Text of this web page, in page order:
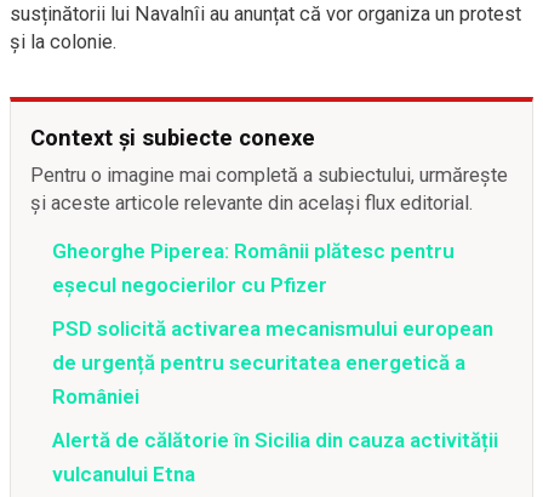
susținătorii lui Navalnîi au anunțat că vor organiza un protest
și la colonie.
Context și subiecte conexe
Pentru o imagine mai completă a subiectului, urmărește
și aceste articole relevante din același flux editorial.
Gheorghe Piperea: Românii plătesc pentru
eșecul negocierilor cu Pfizer
PSD solicită activarea mecanismului european
de urgență pentru securitatea energetică a
României
Alertă de călătorie în Sicilia din cauza activității
vulcanului Etna